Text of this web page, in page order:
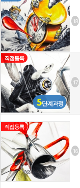
18
5단계과정
직접등록
17
직접등록
16